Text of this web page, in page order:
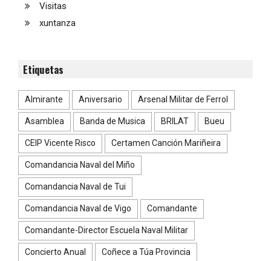
Visitas
xuntanza
Etiquetas
Almirante Aniversario Arsenal Militar de Ferrol
Asamblea Banda de Musica BRILAT Bueu
CEIP Vicente Risco Certamen Canción Mariñeira
Comandancia Naval del Miño
Comandancia Naval de Tui
Comandancia Naval de Vigo Comandante
Comandante-Director Escuela Naval Militar
Concierto Anual Coñece a Túa Provincia